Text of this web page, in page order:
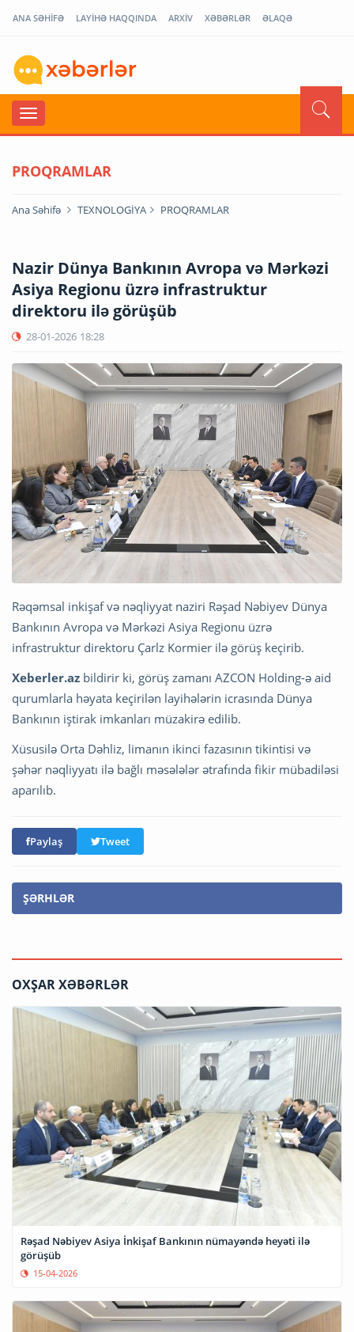
ANA SƏHİFƏ LAYİHƏ HAQQINDA ARXİV XƏBƏRLƏR ƏLAQƏ
PROQRAMLAR
Ana Səhifə TEXNOLOGİYA PROQRAMLAR
Nazir Dünya Bankının Avropa və Mərkəzi
Asiya Regionu üzrə infrastruktur
direktoru ilə görüşüb
28-01-2026 18:28
Rəqəmsal inkişaf və nəqliyyat naziri Rəşad Nəbiyev Dünya
Bankının Avropa və Mərkəzi Asiya Regionu üzrə
infrastruktur direktoru Çarlz Kormier ilə görüş keçirib.
Xeberler.az bildirir ki, görüş zamanı AZCON Holding-ə aid
qurumlarla həyata keçirilən layihələrin icrasında Dünya
Bankının iştirak imkanları müzakirə edilib.
Xüsusilə Orta Dəhliz, limanın ikinci fazasının tikintisi və
şəhər nəqliyyatı ilə bağlı məsələlər ətrafında fikir mübadiləsi
aparılıb.
Paylaş Tweet
ŞƏRHLƏR
OXŞAR XƏBƏRLƏR
Rəşad Nəbiyev Asiya İnkişaf Bankının nümayəndə heyəti ilə
görüşüb
15-04-2026